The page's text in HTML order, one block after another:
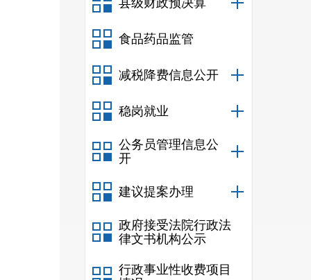
县级财政预决算
食品药品监管
减税降费信息公开
稳岗就业
公务员管理信息公
开
建议提案办理
政府接受法院行政法
律文书机构公示
行政事业性收费项目